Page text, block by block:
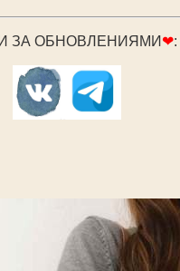
ЗА ОБНОВЛЕНИЯМИ ❤: